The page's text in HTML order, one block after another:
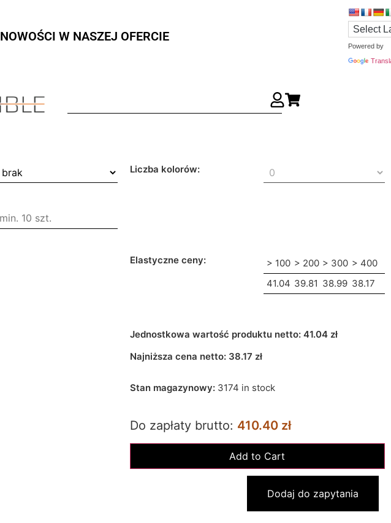
NOWOŚCI W NASZEJ OFERCIE
Powered by
Liczba kolorów:
Elastyczne ceny: > 100 > 200 > 300 > 400
41.04 39.81 38.99 38.17
Jednostkowa wartość produktu netto: 41.04 zł
Najniższa cena netto: 38.17 zł
Stan magazynowy: 3174 in stock
Do zapłaty brutto: 410.40 zł
Dodaj do zapytania